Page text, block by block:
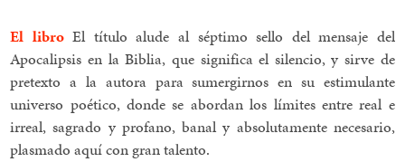
El libroEl título alude al séptimo sello del mensaje del
Apocalipsis en la Biblia, que significa el silencio, y sirve de
pretexto a la autora para sumergirnos en su estimulante
universo poético, donde se abordan los límites entre real e
irreal, sagrado y profano, banal y absolutamente necesario,
plasmado aquí con gran talento.